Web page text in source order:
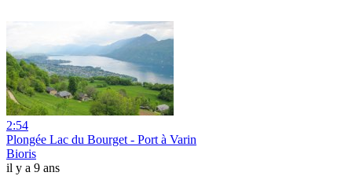
2:54
Plongée Lac du Bourget - Port à Varin
Bioris
il y a 9 ans